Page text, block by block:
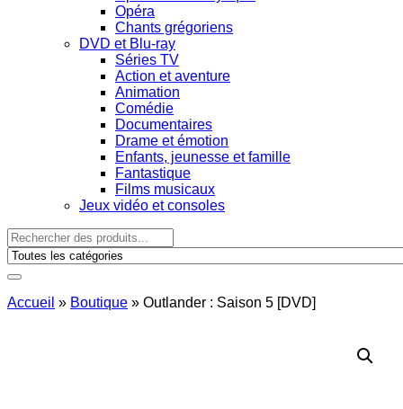
Opéra
Chants grégoriens
DVD et Blu-ray
Séries TV
Action et aventure
Animation
Comédie
Documentaires
Drame et émotion
Enfants, jeunesse et famille
Fantastique
Films musicaux
Jeux vidéo et consoles
Accueil » Boutique » Outlander : Saison 5 [DVD]